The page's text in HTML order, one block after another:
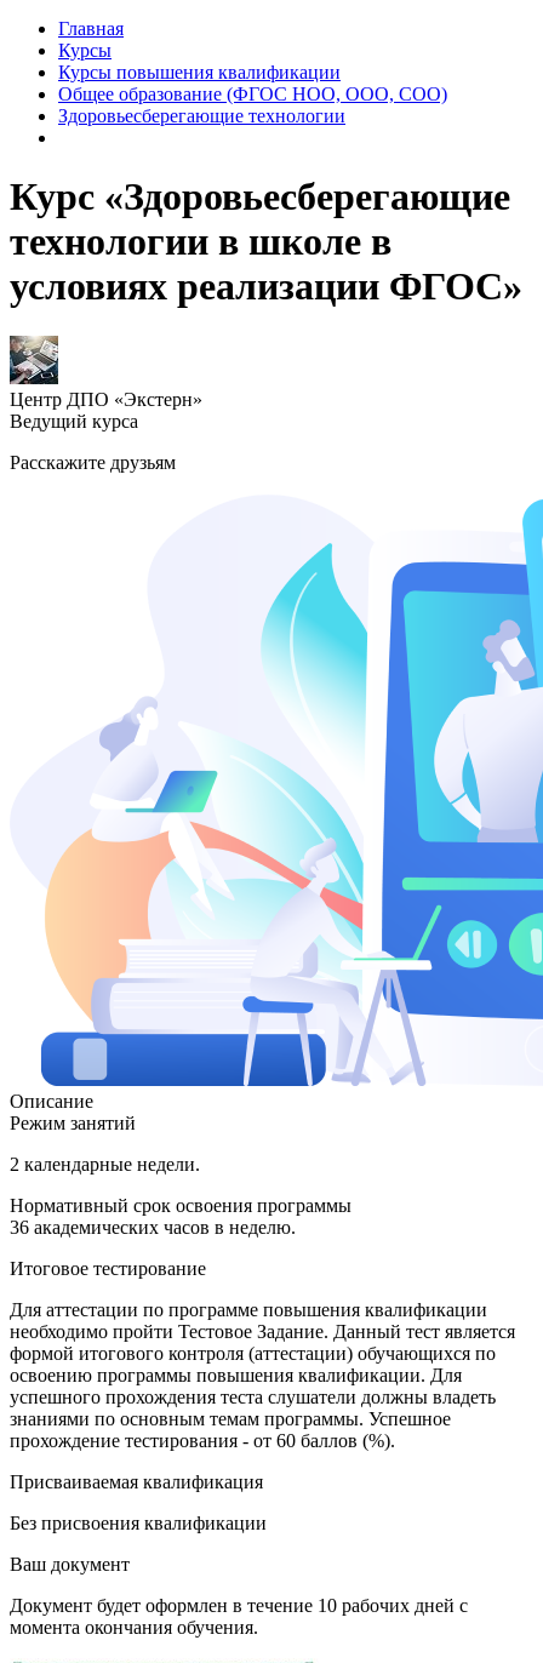
Главная
Курсы
Курсы повышения квалификации
Общее образование (ФГОС НОО, ООО, СОО)
Здоровьесберегающие технологии
Курс «Здоровьесберегающие
технологии в школе в
условиях реализации ФГОС»
Центр ДПО «Экстерн»
Ведущий курса
Расскажите друзьям
Описание
Режим занятий
2 календарные недели.
Нормативный срок освоения программы
36 академических часов в неделю.
Итоговое тестирование
Для аттестации по программе повышения квалификации
необходимо пройти Тестовое Задание. Данный тест является
формой итогового контроля (аттестации) обучающихся по
освоению программы повышения квалификации. Для
успешного прохождения теста слушатели должны владеть
знаниями по основным темам программы. Успешное
прохождение тестирования - от 60 баллов (%).
Присваиваемая квалификация
Без присвоения квалификации
Ваш документ
Документ будет оформлен в течение 10 рабочих дней с
момента окончания обучения.